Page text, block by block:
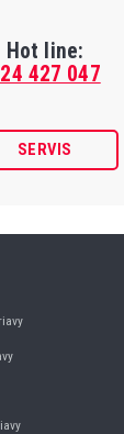
Hot line:
427 047
SERVIS